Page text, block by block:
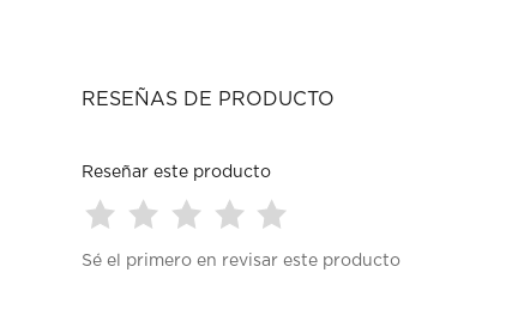
RESEÑAS DE PRODUCTO
Reseñar este producto
para paraparaparapara
Sé el primero en revisar este producto